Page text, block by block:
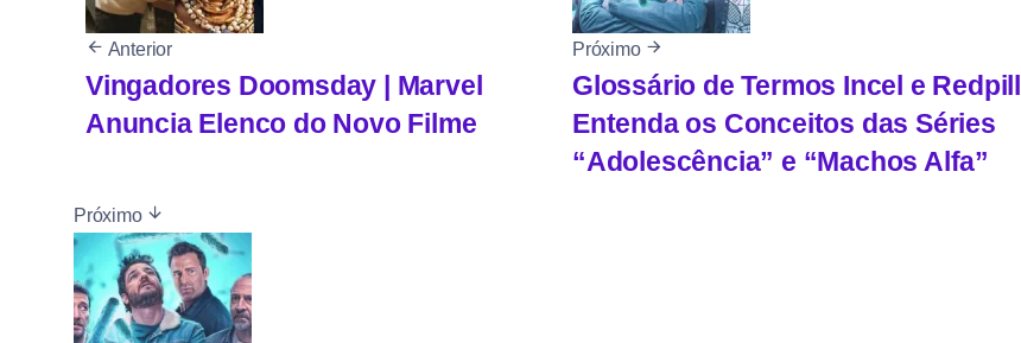
Anterior
Vingadores Doomsday | Marvel
Anuncia Elenco do Novo Filme
Próximo
Glossário de Termos Incel e Redpill |
Entenda os Conceitos das Séries
“Adolescência” e “Machos Alfa”
Próximo